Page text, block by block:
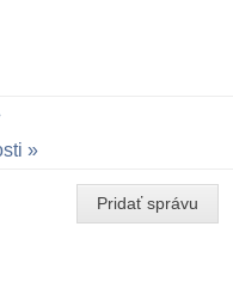
Pridať správu